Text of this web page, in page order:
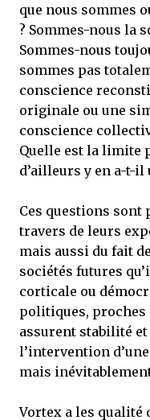
que nous sommes
? Sommes-nous la
Sommes-nous
sommes pas
conscience
originale ou une
conscience
Quelle est la limite
d’ailleurs y en a-t-il
Ces questions sont
travers de leurs
mais aussi du fait
sociétés futures
corticale ou
politiques, proches
assurent stabilité
l’intervention
mais
Vortex a les qualité